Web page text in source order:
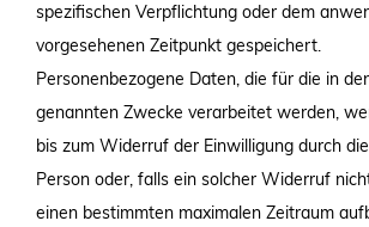
spezifischen Verpflichtung oder dem
vorgesehenen Zeitpunkt gespeichert.
Personenbezogene Daten, die für die in
genannten Zwecke verarbeitet werden,
bis zum Widerruf der Einwilligung durch
Person oder, falls ein solcher Widerruf
einen bestimmten maximalen Zeitraum